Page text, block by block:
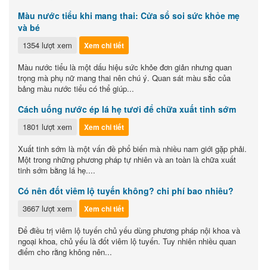
Màu nước tiểu khi mang thai: Cửa sổ soi sức khỏe mẹ
và bé
1354 lượt xem Xem chi tiết
Màu nước tiểu là một dấu hiệu sức khỏe đơn giản nhưng quan
trọng mà phụ nữ mang thai nên chú ý. Quan sát màu sắc của
bảng màu nước tiểu có thể giúp...
Cách uống nước ép lá hẹ tươi để chữa xuất tinh sớm
1801 lượt xem Xem chi tiết
Xuất tinh sớm là một vấn đề phổ biến mà nhiều nam giới gặp phải.
Một trong những phương pháp tự nhiên và an toàn là chữa xuất
tinh sớm bằng lá hẹ....
Có nên đốt viêm lộ tuyến không? chi phí bao nhiêu?
3667 lượt xem Xem chi tiết
Để điều trị viêm lộ tuyến chủ yếu dùng phương pháp nội khoa và
ngoại khoa, chủ yếu là đốt viêm lộ tuyến. Tuy nhiên nhiều quan
điểm cho rằng không nên...